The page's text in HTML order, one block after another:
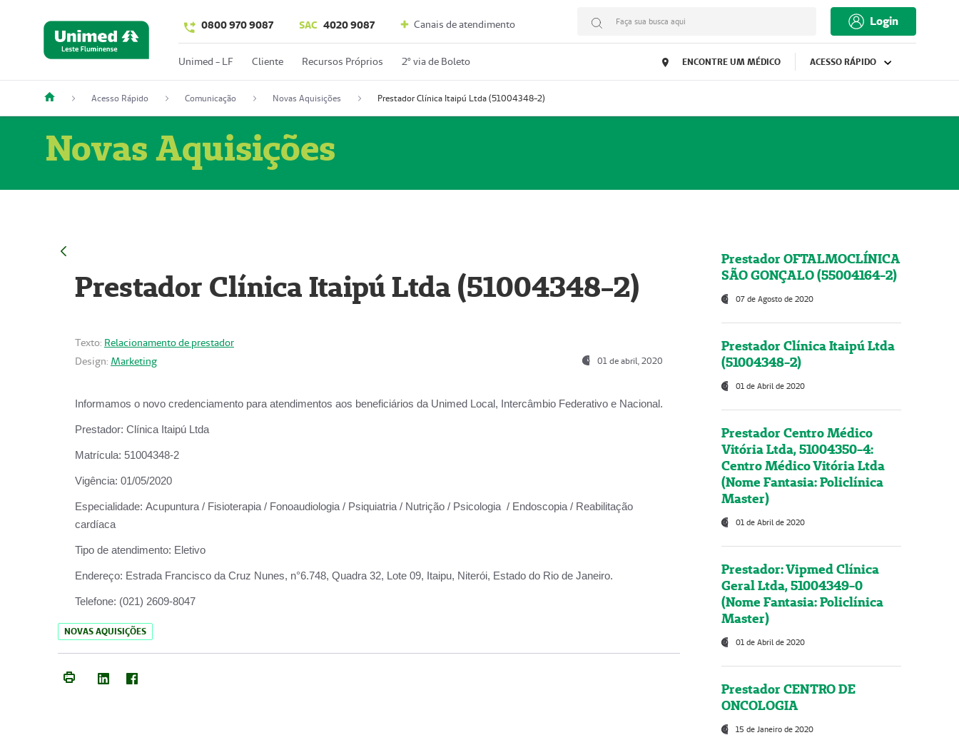
0800 970 9087 SAC 4020 9087 Canais de atendimento Faça sua busca aqui Login
Unimed - LF Cliente Recursos Próprios 2º via de Boleto ENCONTRE UM MÉDICO ACESSO RÁPIDO
Acesso Rápido Comunicação Novas Aquisições Prestador Clínica Itaipú Ltda (51004348-2)
Novas Aquisições
Prestador Clínica Itaipú Ltda (51004348-2)
Texto: Relacionamento de prestador
Design: Marketing 01 de abril, 2020
Informamos o novo credenciamento para atendimentos aos beneficiários da Unimed Local, Intercâmbio Federativo e Nacional.
Prestador: Clínica Itaipú Ltda
Matrícula: 51004348-2
Vigência: 01/05/2020
Especialidade: Acupuntura / Fisioterapia / Fonoaudiologia / Psiquiatria / Nutrição / Psicologia / Endoscopia / Reabilitação
cardíaca
Tipo de atendimento: Eletivo
Endereço: Estrada Francisco da Cruz Nunes, n°6.748, Quadra 32, Lote 09, Itaipu, Niterói, Estado do Rio de Janeiro.
Telefone: (021) 2609-8047
NOVAS AQUISIÇÕES
Prestador OFTALMOCLÍNICA
SÃO GONÇALO (55004164-2)
07 de Agosto de 2020
Prestador Clínica Itaipú Ltda
(51004348-2)
01 de Abril de 2020
Prestador Centro Médico
Vitória Ltda, 51004350-4:
Centro Médico Vitória Ltda
(Nome Fantasia: Policlínica
Master)
01 de Abril de 2020
Prestador: Vipmed Clínica
Geral Ltda, 51004349-0
(Nome Fantasia: Policlínica
Master)
01 de Abril de 2020
Prestador CENTRO DE
ONCOLOGIA
15 de Janeiro de 2020